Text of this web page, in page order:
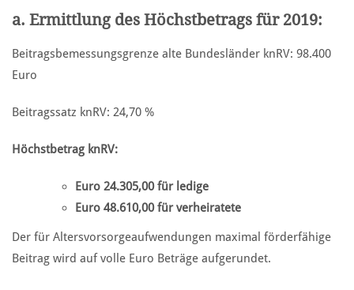
a. Ermittlung des Höchstbetrags für 2019:
Beitragsbemessungsgrenze alte Bundesländer knRV: 98.400
Euro
Beitragssatz knRV: 24,70 %
Höchstbetrag knRV:
Euro 24.305,00 für ledige
Euro 48.610,00 für verheiratete
Der für Altersvorsorgeaufwendungen maximal förderfähige
Beitrag wird auf volle Euro Beträge aufgerundet.